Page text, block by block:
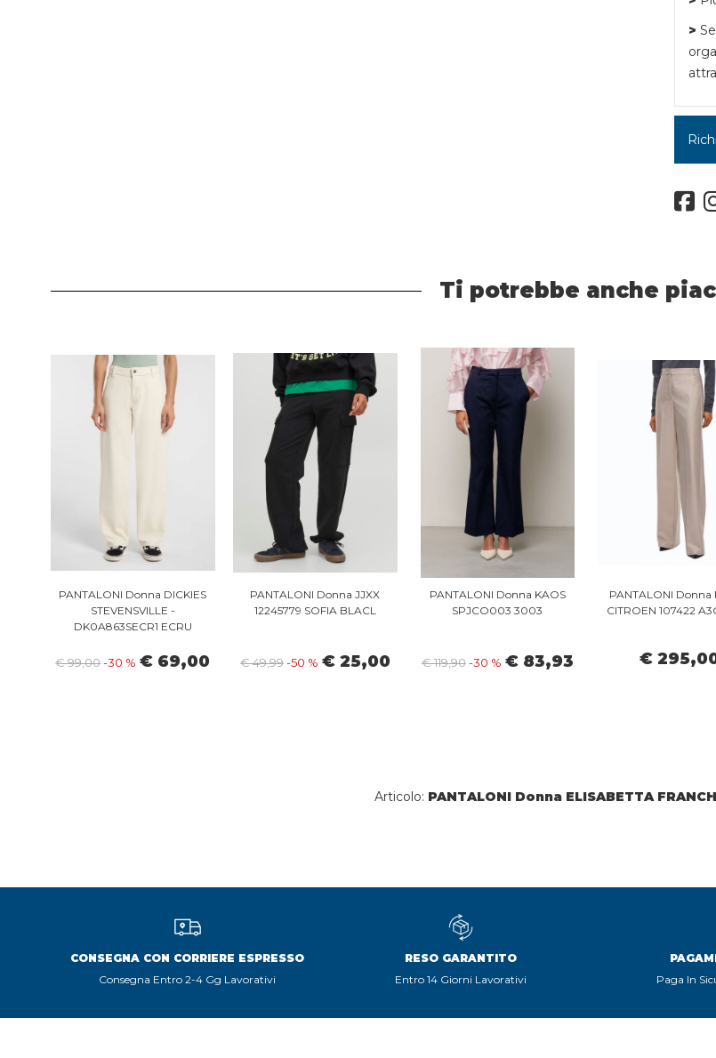
>
Ti potrebbe anche
PANTALONI Donna DICKIES
STEVENSVILLE -
DK0A863SECR1 ECRU
€ 99,00-30 % € 69,00
PANTALONI Donna JJXX
12245779 SOFIA BLACL
€ 49,99-50 % € 25,00
PANTALONI Donna KAOS
SPJCO003 3003
€ 119,90-30 % € 83,93
PANTALONI Donna
CITROEN 107422
€
Articolo: PANTALONI Donna ELISABETTA
CONSEGNA CON CORRIERE ESPRESSO
Consegna Entro 2-4 Gg Lavorativi
RESO GARANTITO
Entro 14 Giorni Lavorativi
Paga In